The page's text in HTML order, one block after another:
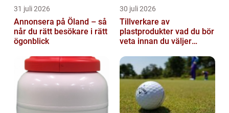
31 juli 2026
Annonsera på Öland – så
når du rätt besökare i rätt
ögonblick
30 juli 2026
Tillverkare av
plastprodukter vad du bör
veta innan du väljer